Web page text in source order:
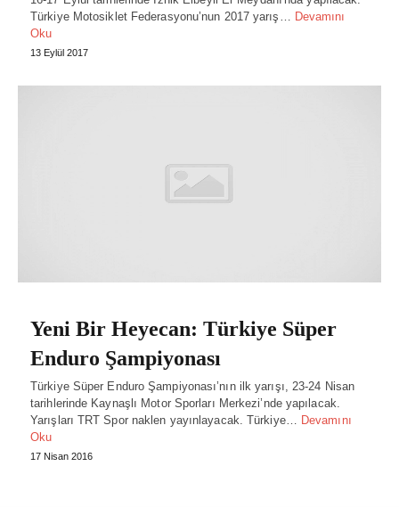
Türkiye Motosiklet Federasyonu’nun 2017 yarış… Devamını
Oku
13 Eylül 2017
Yeni Bir Heyecan: Türkiye Süper
Enduro Şampiyonası
Türkiye Süper Enduro Şampiyonası’nın ilk yarışı, 23-24 Nisan
tarihlerinde Kaynaşlı Motor Sporları Merkezi’nde yapılacak.
Yarışları TRT Spor naklen yayınlayacak. Türkiye… Devamını
Oku
17 Nisan 2016